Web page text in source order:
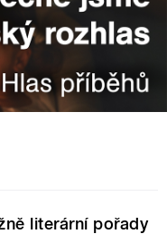
literární pořady